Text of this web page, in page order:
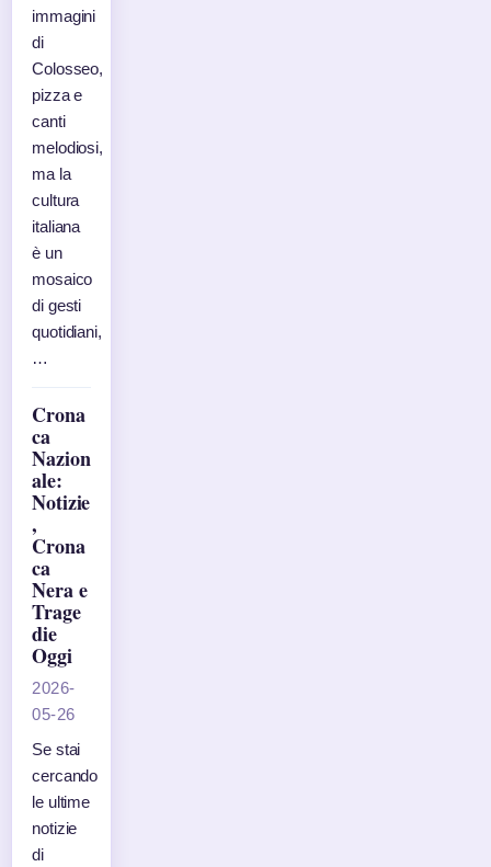
immagini
di
Colosseo,
pizza e
canti
melodiosi,
ma la
cultura
italiana
è un
mosaico
di gesti
quotidiani,
…
Crona
ca
Nazion
ale:
Notizie
,
Crona
ca
Nera e
Trage
die
Oggi
2026-
05-26
Se stai
cercando
le ultime
notizie
di